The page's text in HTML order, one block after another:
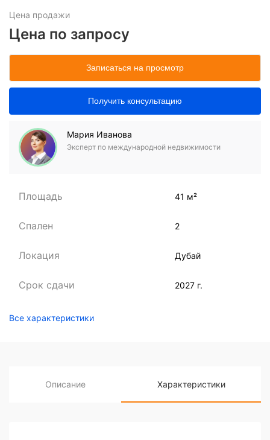
Цена продажи
Цена по запросу
Записаться на просмотр
Получить консультацию
Мария Иванова
Эксперт по международной недвижимости
Площадь 41 м²
Спален 2
Локация Дубай
Срок сдачи 2027 г.
Все характеристики
Описание Характеристики